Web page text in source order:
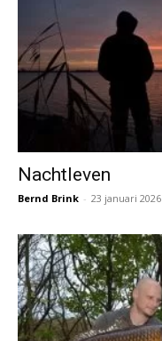
Nachtleven
Bernd Brink - 23 januari 2026